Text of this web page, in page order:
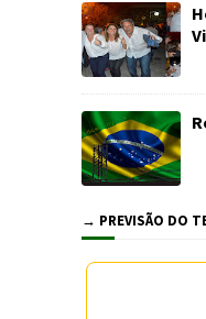
→ PREVISÃO DO